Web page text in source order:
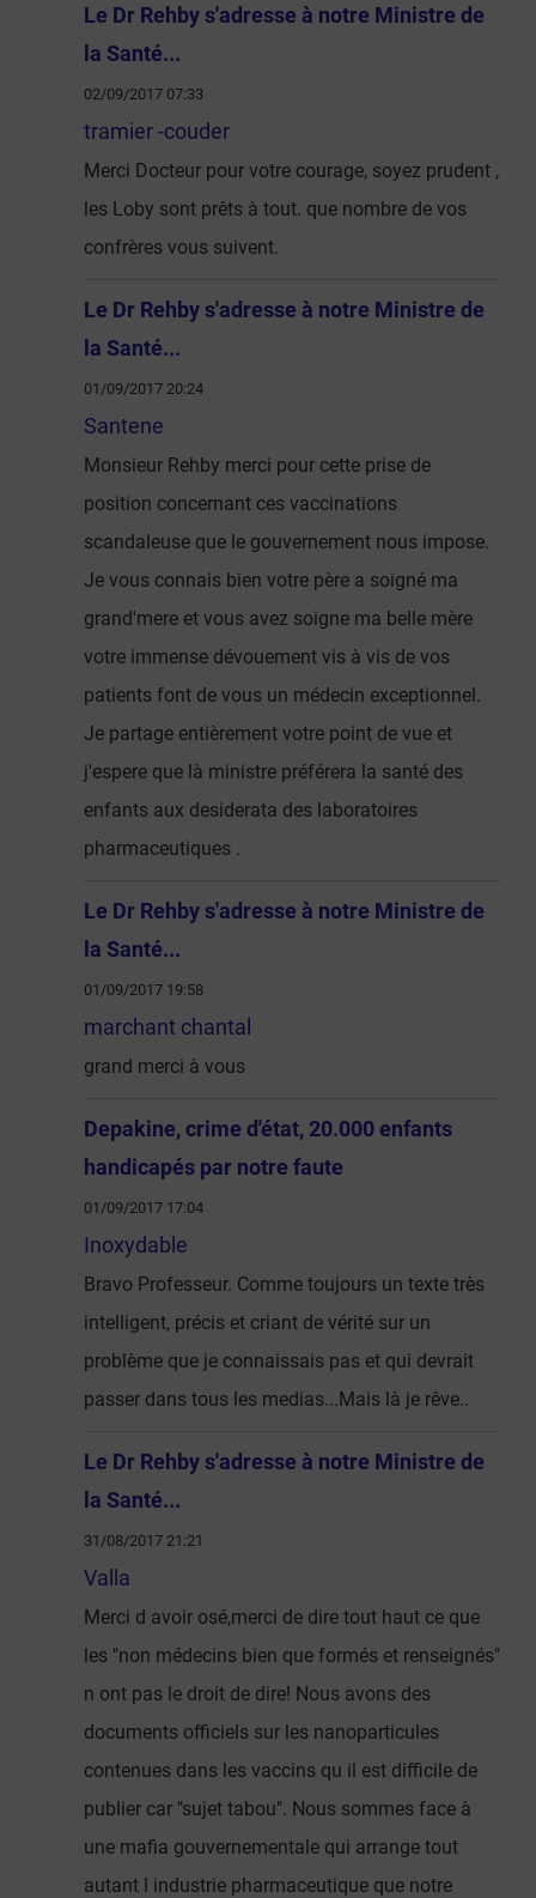
Le Dr Rehby s'adresse à notre Ministre de
la Santé...
02/09/2017 07:33
tramier -couder
Merci Docteur pour votre courage, soyez prudent ,
les Loby sont prêts à tout. que nombre de vos
confrères vous suivent.
Le Dr Rehby s'adresse à notre Ministre de
la Santé...
01/09/2017 20:24
Santene
Monsieur Rehby merci pour cette prise de
position concernant ces vaccinations
scandaleuse que le gouvernement nous impose.
Je vous connais bien votre père a soigné ma
grand'mere et vous avez soigne ma belle mère
votre immense dévouement vis à vis de vos
patients font de vous un médecin exceptionnel.
Je partage entièrement votre point de vue et
j'espere que là ministre préférera la santé des
enfants aux desiderata des laboratoires
pharmaceutiques .
Le Dr Rehby s'adresse à notre Ministre de
la Santé...
01/09/2017 19:58
marchant chantal
grand merci à vous
Depakine, crime d'état, 20.000 enfants
handicapés par notre faute
01/09/2017 17:04
Inoxydable
Bravo Professeur. Comme toujours un texte très
intelligent, précis et criant de vérité sur un
problème que je connaissais pas et qui devrait
passer dans tous les medias...Mais là je rêve..
Le Dr Rehby s'adresse à notre Ministre de
la Santé...
31/08/2017 21:21
Valla
Merci d avoir osé,merci de dire tout haut ce que
les "non médecins bien que formés et renseignés"
n ont pas le droit de dire! Nous avons des
documents officiels sur les nanoparticules
contenues dans les vaccins qu il est difficile de
publier car "sujet tabou". Nous sommes face à
une mafia gouvernementale qui arrange tout
autant l industrie pharmaceutique que notre